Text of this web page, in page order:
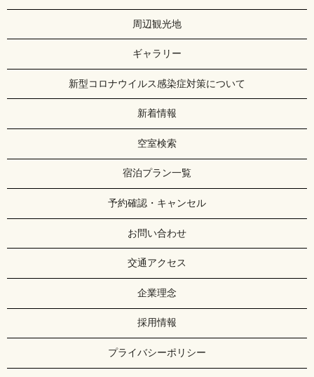
周辺観光地
ギャラリー
新型コロナウイルス感染症対策について
新着情報
空室検索
宿泊プラン一覧
予約確認・キャンセル
お問い合わせ
交通アクセス
企業理念
採用情報
プライバシーポリシー